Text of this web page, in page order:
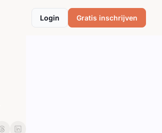
Login Gratis inschrijven